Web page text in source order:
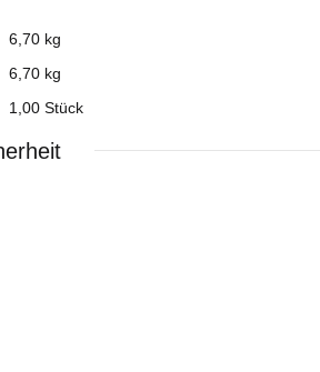
6,70 kg
6,70 kg
1,00 Stück